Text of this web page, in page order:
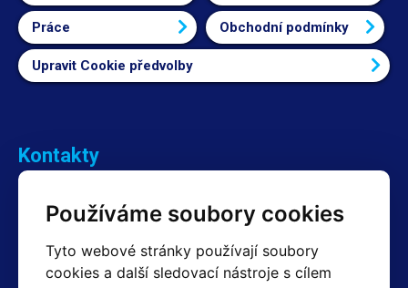
Používáme soubory cookies
Tyto webové stránky používají soubory
cookies a další sledovací nástroje s cílem
Práce Obchodní podmínky
Upravit Cookie předvolby
Kontakty
+420 603 357 606 +420 605 234 204
Fakturační a expediční oddělení